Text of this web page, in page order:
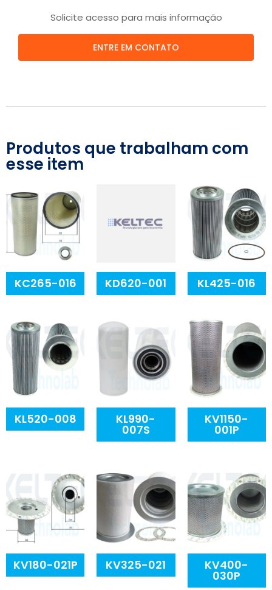
Solicite acesso para mais informação
ENTRE EM CONTATO
Produtos que trabalham com
esse item
KC265-016 KD620-001 KL425-016
KL520-008 KL990-
007S
KV1150-
001P
KV180-021P KV325-021 KV400-
030P